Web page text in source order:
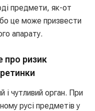
предмети, як-от
це може призвести
апарату.
про ризик
і чутливий орган. При
русі предметів у